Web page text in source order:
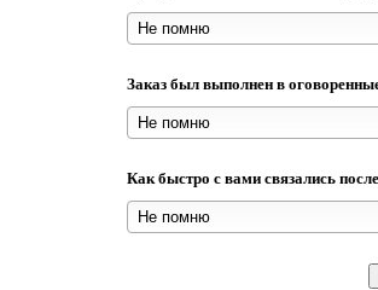
Заказ был выполнен в
Как быстро с вами связались